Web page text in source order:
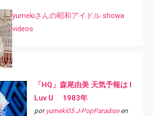
yumekiさんの昭和アイドル showa
videos
「HQ」森尾由美 天気予報は I
Luv U 1983年
por yumeki05 J-PopParadiseen